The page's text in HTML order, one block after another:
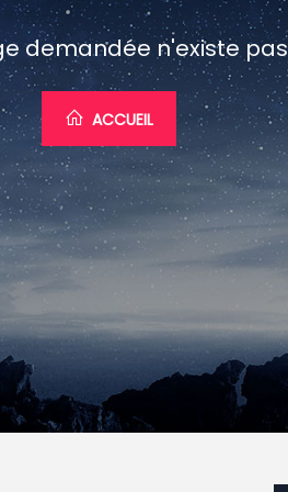
demandée n'existe pas
ACCUEIL